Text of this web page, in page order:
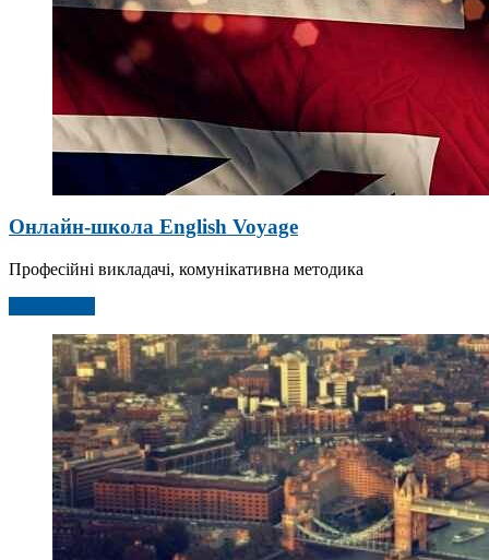
Онлайн-школа English Voyage
Професійні викладачі, комунікативна методика